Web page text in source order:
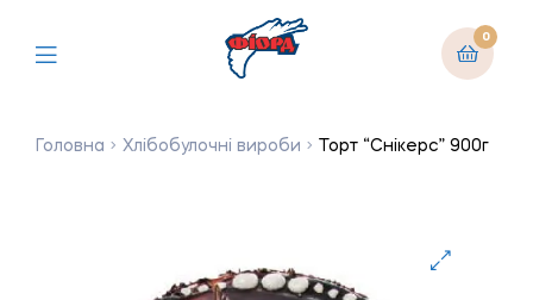
0
Головна Хлібобулочні вироби Торт “Снікерс” 900г